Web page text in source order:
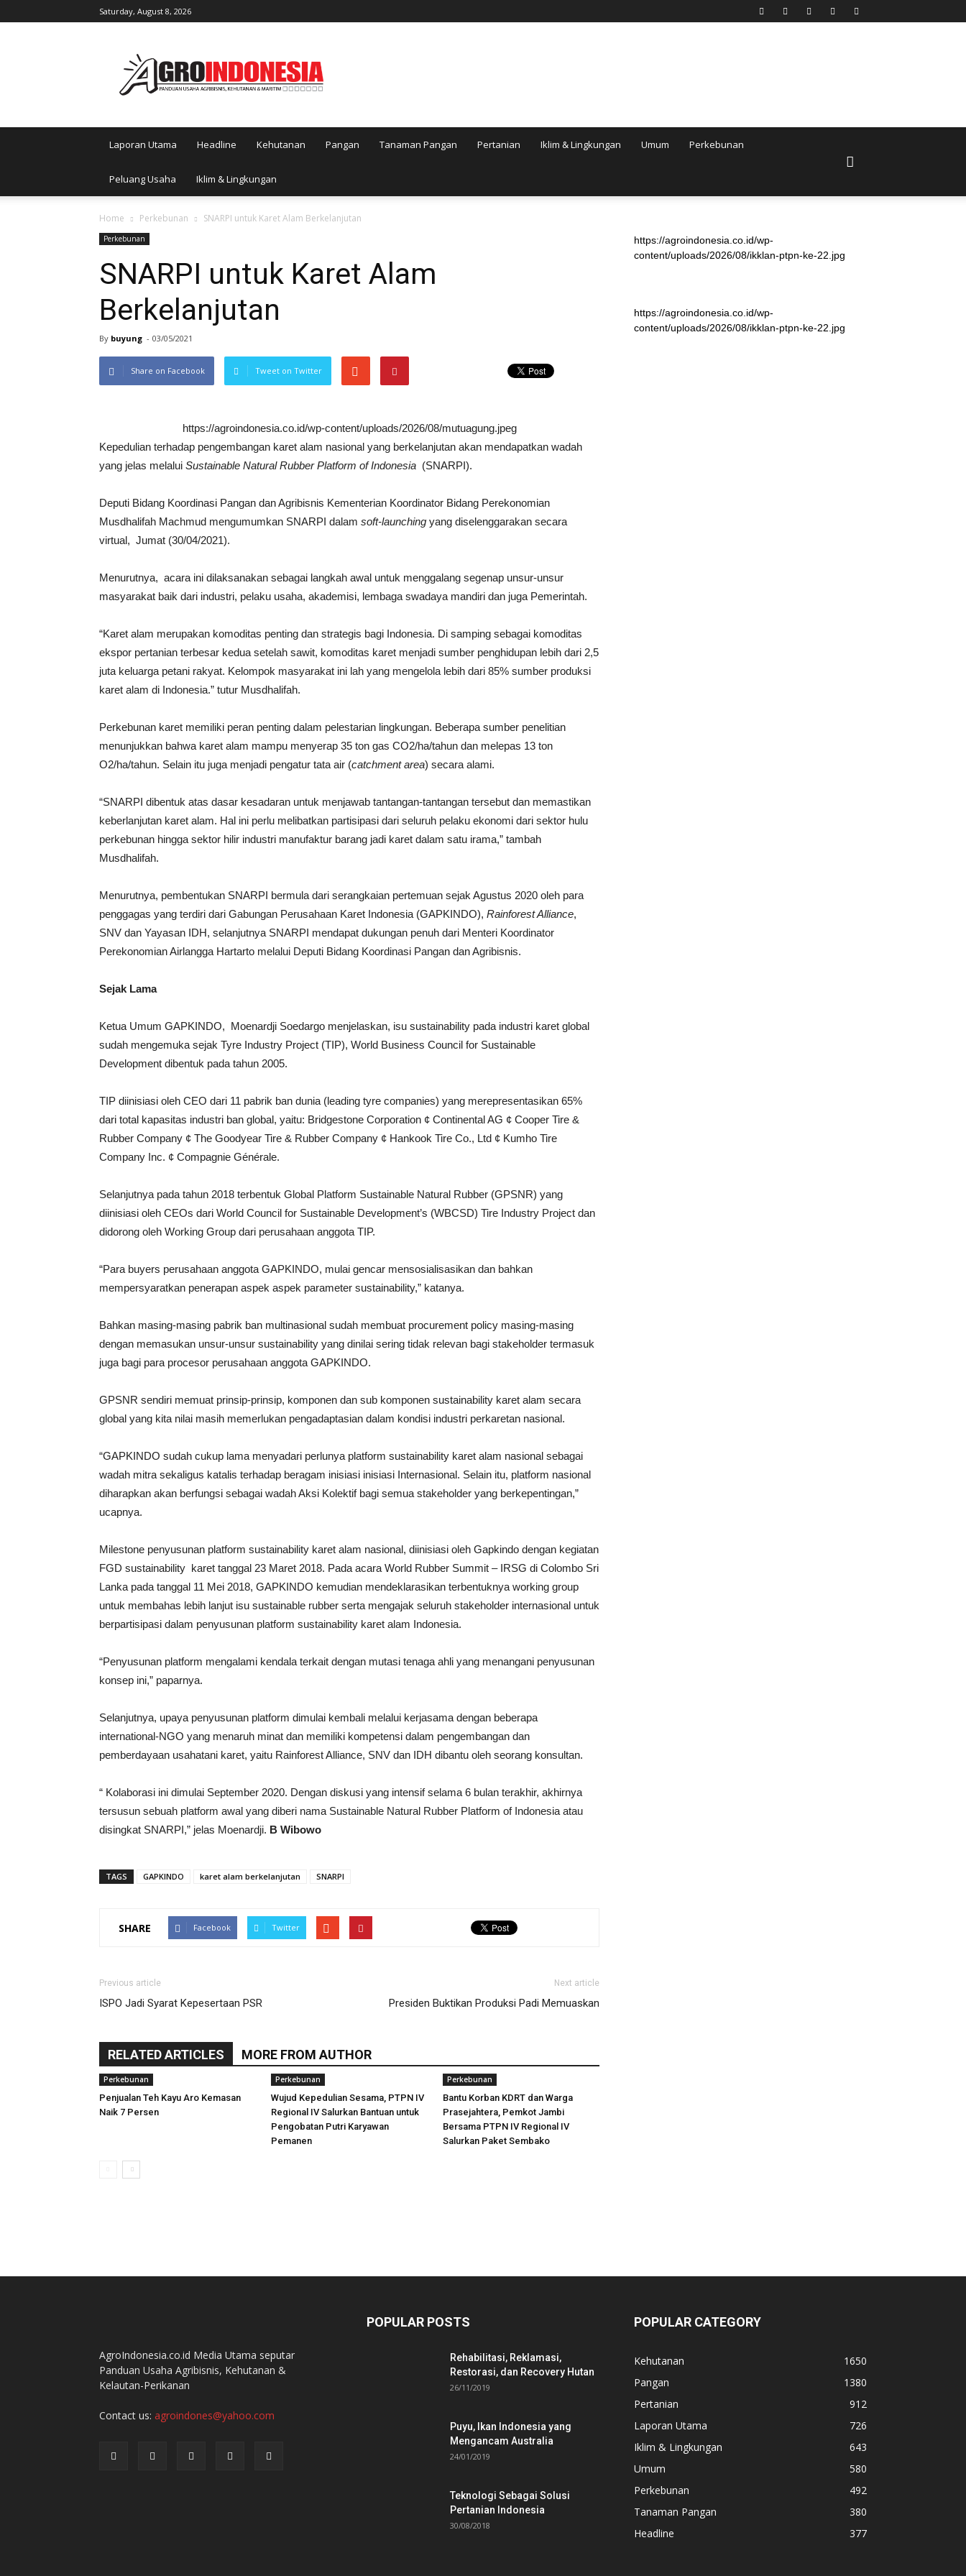
Saturday, August 8, 2026
Laporan Utama Headline Kehutanan Pangan Tanaman Pangan Pertanian Iklim & Lingkungan Umum Perkebunan
Peluang Usaha Iklim & Lingkungan
Home Perkebunan SNARPI untuk Karet Alam Berkelanjutan
Perkebunan
SNARPI untuk Karet Alam
Berkelanjutan
By buyung - 03/05/2021
Share on Facebook Tweet on Twitter
https://agroindonesia.co.id/wp-content/uploads/2026/08/mutuagung.jpeg
Kepedulian terhadap pengembangan karet alam nasional yang berkelanjutan akan mendapatkan wadah
yang jelas melalui Sustainable Natural Rubber Platform of Indonesia (SNARPI).
Deputi Bidang Koordinasi Pangan dan Agribisnis Kementerian Koordinator Bidang Perekonomian
Musdhalifah Machmud mengumumkan SNARPI dalam soft-launching yang diselenggarakan secara
virtual, Jumat (30/04/2021).
Menurutnya, acara ini dilaksanakan sebagai langkah awal untuk menggalang segenap unsur-unsur
masyarakat baik dari industri, pelaku usaha, akademisi, lembaga swadaya mandiri dan juga Pemerintah.
“Karet alam merupakan komoditas penting dan strategis bagi Indonesia. Di samping sebagai komoditas
ekspor pertanian terbesar kedua setelah sawit, komoditas karet menjadi sumber penghidupan lebih dari 2,5
juta keluarga petani rakyat. Kelompok masyarakat ini lah yang mengelola lebih dari 85% sumber produksi
karet alam di Indonesia.” tutur Musdhalifah.
Perkebunan karet memiliki peran penting dalam pelestarian lingkungan. Beberapa sumber penelitian
menunjukkan bahwa karet alam mampu menyerap 35 ton gas CO2/ha/tahun dan melepas 13 ton
O2/ha/tahun. Selain itu juga menjadi pengatur tata air (catchment area) secara alami.
“SNARPI dibentuk atas dasar kesadaran untuk menjawab tantangan-tantangan tersebut dan memastikan
keberlanjutan karet alam. Hal ini perlu melibatkan partisipasi dari seluruh pelaku ekonomi dari sektor hulu
perkebunan hingga sektor hilir industri manufaktur barang jadi karet dalam satu irama,” tambah
Musdhalifah.
Menurutnya, pembentukan SNARPI bermula dari serangkaian pertemuan sejak Agustus 2020 oleh para
penggagas yang terdiri dari Gabungan Perusahaan Karet Indonesia (GAPKINDO), Rainforest Alliance,
SNV dan Yayasan IDH, selanjutnya SNARPI mendapat dukungan penuh dari Menteri Koordinator
Perekonomian Airlangga Hartarto melalui Deputi Bidang Koordinasi Pangan dan Agribisnis.
Sejak Lama
Ketua Umum GAPKINDO, Moenardji Soedargo menjelaskan, isu sustainability pada industri karet global
sudah mengemuka sejak Tyre Industry Project (TIP), World Business Council for Sustainable
Development dibentuk pada tahun 2005.
TIP diinisiasi oleh CEO dari 11 pabrik ban dunia (leading tyre companies) yang merepresentasikan 65%
dari total kapasitas industri ban global, yaitu: Bridgestone Corporation ¢ Continental AG ¢ Cooper Tire &
Rubber Company ¢ The Goodyear Tire & Rubber Company ¢ Hankook Tire Co., Ltd ¢ Kumho Tire
Company Inc. ¢ Compagnie Générale.
Selanjutnya pada tahun 2018 terbentuk Global Platform Sustainable Natural Rubber (GPSNR) yang
diinisiasi oleh CEOs dari World Council for Sustainable Development’s (WBCSD) Tire Industry Project dan
didorong oleh Working Group dari perusahaan anggota TIP.
“Para buyers perusahaan anggota GAPKINDO, mulai gencar mensosialisasikan dan bahkan
mempersyaratkan penerapan aspek aspek parameter sustainability,” katanya.
Bahkan masing-masing pabrik ban multinasional sudah membuat procurement policy masing-masing
dengan memasukan unsur-unsur sustainability yang dinilai sering tidak relevan bagi stakeholder termasuk
juga bagi para procesor perusahaan anggota GAPKINDO.
GPSNR sendiri memuat prinsip-prinsip, komponen dan sub komponen sustainability karet alam secara
global yang kita nilai masih memerlukan pengadaptasian dalam kondisi industri perkaretan nasional.
“GAPKINDO sudah cukup lama menyadari perlunya platform sustainability karet alam nasional sebagai
wadah mitra sekaligus katalis terhadap beragam inisiasi inisiasi Internasional. Selain itu, platform nasional
diharapkan akan berfungsi sebagai wadah Aksi Kolektif bagi semua stakeholder yang berkepentingan,”
ucapnya.
Milestone penyusunan platform sustainability karet alam nasional, diinisiasi oleh Gapkindo dengan kegiatan
FGD sustainability karet tanggal 23 Maret 2018. Pada acara World Rubber Summit – IRSG di Colombo Sri
Lanka pada tanggal 11 Mei 2018, GAPKINDO kemudian mendeklarasikan terbentuknya working group
untuk membahas lebih lanjut isu sustainable rubber serta mengajak seluruh stakeholder internasional untuk
berpartisipasi dalam penyusunan platform sustainability karet alam Indonesia.
“Penyusunan platform mengalami kendala terkait dengan mutasi tenaga ahli yang menangani penyusunan
konsep ini,” paparnya.
Selanjutnya, upaya penyusunan platform dimulai kembali melalui kerjasama dengan beberapa
international-NGO yang menaruh minat dan memiliki kompetensi dalam pengembangan dan
pemberdayaan usahatani karet, yaitu Rainforest Alliance, SNV dan IDH dibantu oleh seorang konsultan.
“ Kolaborasi ini dimulai September 2020. Dengan diskusi yang intensif selama 6 bulan terakhir, akhirnya
tersusun sebuah platform awal yang diberi nama Sustainable Natural Rubber Platform of Indonesia atau
disingkat SNARPI,” jelas Moenardji. B Wibowo
TAGS GAPKINDO karet alam berkelanjutan SNARPI
SHARE Facebook Twitter
Previous article
ISPO Jadi Syarat Kepesertaan PSR
Next article
Presiden Buktikan Produksi Padi Memuaskan
RELATED ARTICLES MORE FROM AUTHOR
Perkebunan
Penjualan Teh Kayu Aro Kemasan
Naik 7 Persen
Perkebunan
Wujud Kepedulian Sesama, PTPN IV
Regional IV Salurkan Bantuan untuk
Pengobatan Putri Karyawan
Pemanen
Perkebunan
Bantu Korban KDRT dan Warga
Prasejahtera, Pemkot Jambi
Bersama PTPN IV Regional IV
Salurkan Paket Sembako
https://agroindonesia.co.id/wp-
content/uploads/2026/08/ikklan-ptpn-ke-22.jpg
https://agroindonesia.co.id/wp-
content/uploads/2026/08/ikklan-ptpn-ke-22.jpg
AgroIndonesia.co.id Media Utama seputar
Panduan Usaha Agribisnis, Kehutanan &
Kelautan-Perikanan
Contact us: agroindones@yahoo.com
POPULAR POSTS
Rehabilitasi, Reklamasi,
Restorasi, dan Recovery Hutan
26/11/2019
Puyu, Ikan Indonesia yang
Mengancam Australia
24/01/2019
Teknologi Sebagai Solusi
Pertanian Indonesia
30/08/2018
POPULAR CATEGORY
Kehutanan
1650
Pangan
1380
Pertanian
912
Laporan Utama
726
Iklim & Lingkungan
643
Umum
580
Perkebunan
492
Tanaman Pangan
380
Headline
377